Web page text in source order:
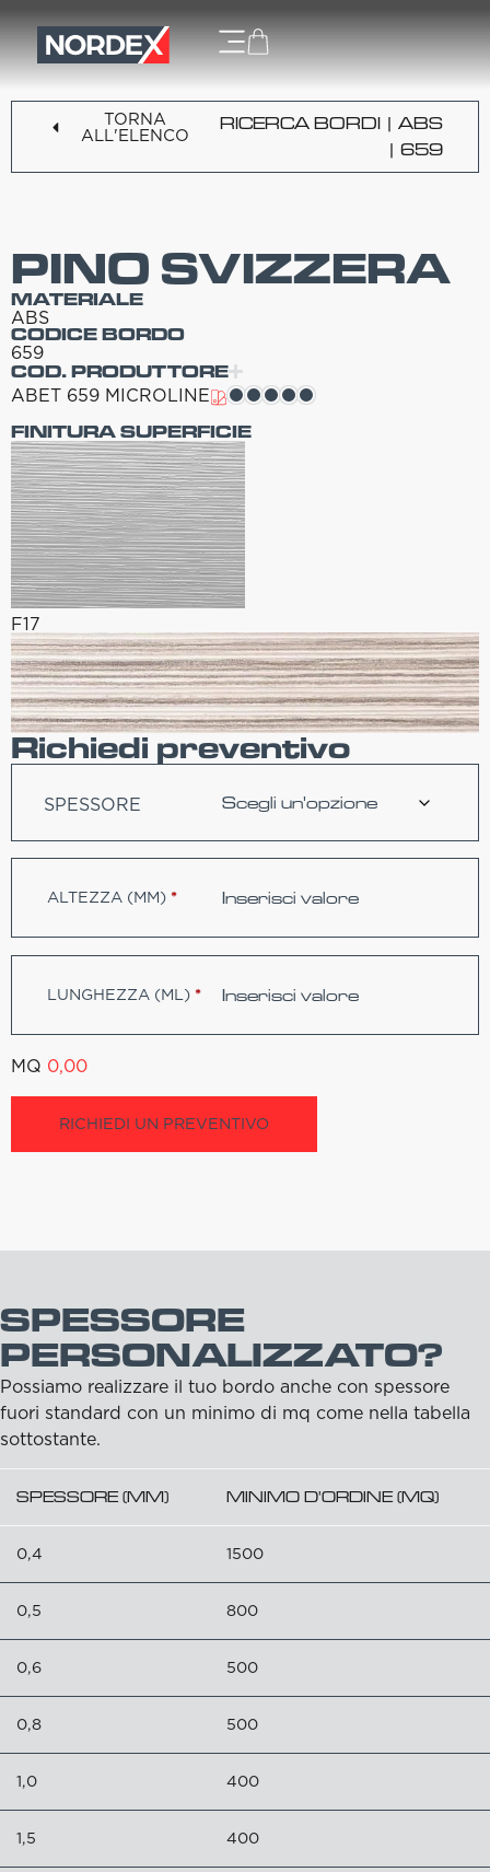
TORNA
ALL'ELENCO
RICERCA BORDI | ABS
| 659
PINO SVIZZERA
MATERIALE
ABS
CODICE BORDO
659
COD. PRODUTTORE
ABET 659 MICROLINE
FINITURA SUPERFICIE
F17
Richiedi preventivo
SPESSORE
ALTEZZA (MM) *
LUNGHEZZA (ML) *
MQ 0,00
RICHIEDI UN PREVENTIVO
SPESSORE
PERSONALIZZATO?
Possiamo realizzare il tuo bordo anche con spessore
fuori standard con un minimo di mq come nella tabella
sottostante.
SPESSORE (MM) MINIMO D'ORDINE (MQ)
0,4 1500
0,5 800
0,6 500
0,8 500
1,0 400
1,5 400